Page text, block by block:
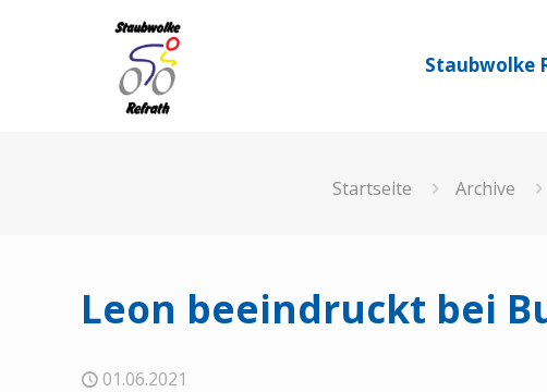
Staubwolke
Startseite Archive
Leon beeindruckt bei
01.06.2021